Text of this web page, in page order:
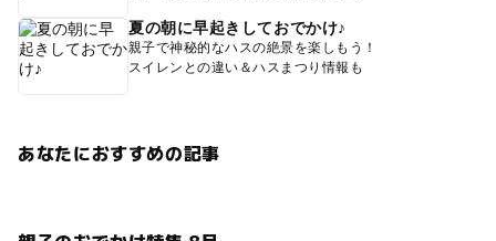
夏の朝に早起きしておでかけ♪
親子で神秘的なハスの絶景を楽しもう！
スイレンとの違い＆ハスまつり情報も
あなたにおすすめの記事